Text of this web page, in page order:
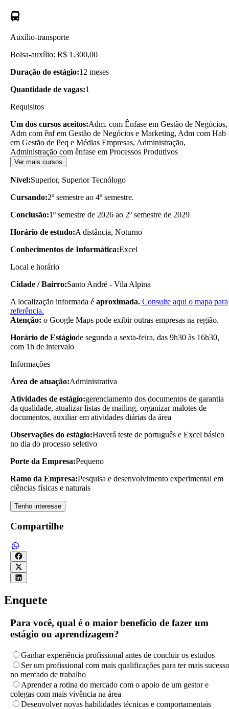
Auxílio-transporte
Bolsa-auxílio: R$ 1.300,00
Duração do estágio:12 meses
Quantidade de vagas:1
Requisitos
Um dos cursos aceitos:Adm. com Ênfase em Gestão de Negócios,
Adm com ênf em Gestão de Negócios e Marketing, Adm com Hab
em Gestão de Peq e Médias Empresas, Administração,
Administração com ênfase em Processos Produtivos
Ver mais cursos
Nível:Superior, Superior Tecnólogo
Cursando:2º semestre ao 4º semestre.
Conclusão:1º semestre de 2026 ao 2º semestre de 2029
Horário de estudo:A distância, Noturno
Conhecimentos de Informática:Excel
Local e horário
Cidade / Bairro:Santo André - Vila Alpina
A localização informada é aproximada. Consulte aqui o mapa para
referência.
Atenção: o Google Maps pode exibir outras empresas na região.
Horário de Estágiode segunda a sexta-feira, das 9h30 às 16h30,
com 1h de intervalo
Informações
Área de atuação:Administrativa
Atividades de estágio:gerenciamento dos documentos de garantia
da qualidade, atualizar listas de mailing, organizar malotes de
documentos, auxiliar em atividades diárias da área
Observações do estágio:Haverá teste de português e Excel básico
no dia do processo seletivo
Porte da Empresa:Pequeno
Ramo da Empresa:Pesquisa e desenvolvimento experimental em
ciências físicas e naturais
Tenho interesse
Compartilhe
Enquete
Para você, qual é o maior benefício de fazer um
estágio ou aprendizagem?
Ganhar experiência profissional antes de concluir os estudos
Ser um profissional com mais qualificações para ter mais sucesso
no mercado de trabalho
Aprender a rotina do mercado com o apoio de um gestor e
colegas com mais vivência na área
Desenvolver novas habilidades técnicas e comportamentais